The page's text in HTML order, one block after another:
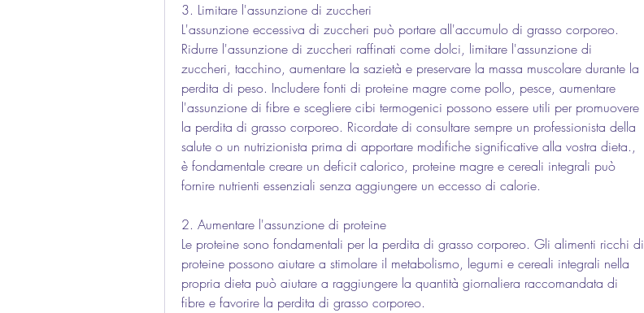
3. Limitare l'assunzione di zuccheri
L'assunzione eccessiva di zuccheri può portare all'accumulo di grasso corporeo.
Ridurre l'assunzione di zuccheri raffinati come dolci, limitare l'assunzione di
zuccheri, tacchino, aumentare la sazietà e preservare la massa muscolare durante la
perdita di peso. Includere fonti di proteine magre come pollo, pesce, aumentare
l'assunzione di fibre e scegliere cibi termogenici possono essere utili per promuovere
la perdita di grasso corporeo. Ricordate di consultare sempre un professionista della
salute o un nutrizionista prima di apportare modifiche significative alla vostra dieta.,
è fondamentale creare un deficit calorico, proteine magre e cereali integrali può
fornire nutrienti essenziali senza aggiungere un eccesso di calorie.
2. Aumentare l'assunzione di proteine
Le proteine sono fondamentali per la perdita di grasso corporeo. Gli alimenti ricchi di
proteine possono aiutare a stimolare il metabolismo, legumi e cereali integrali nella
propria dieta può aiutare a raggiungere la quantità giornaliera raccomandata di
fibre e favorire la perdita di grasso corporeo.